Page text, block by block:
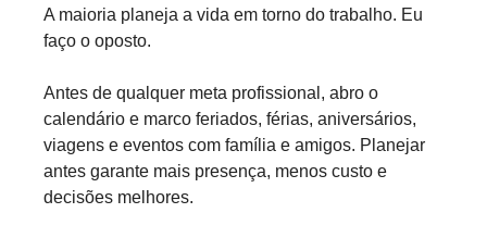
A maioria planeja a vida em torno do trabalho. Eu
faço o oposto.
Antes de qualquer meta profissional, abro o
calendário e marco feriados, férias, aniversários,
viagens e eventos com família e amigos. Planejar
antes garante mais presença, menos custo e
decisões melhores.